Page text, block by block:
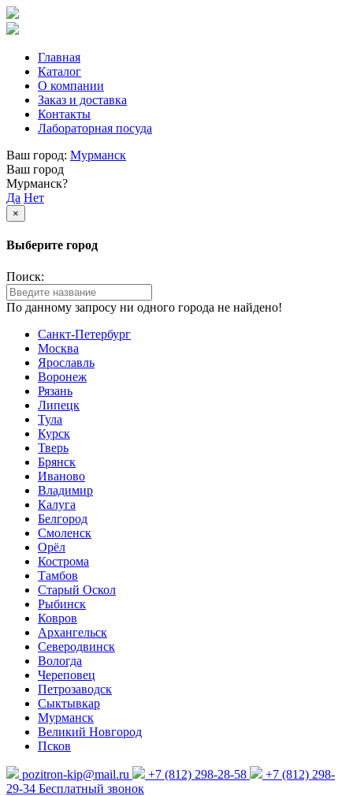
Главная
Каталог
О компании
Заказ и доставка
Контакты
Лабораторная посуда
Ваш город: Мурманск
Ваш город
Мурманск?
Да Нет
×
Выберите город
Поиск:
По данному запросу ни одного города не найдено!
Санкт-Петербург
Москва
Ярославль
Воронеж
Рязань
Липецк
Тула
Курск
Тверь
Брянск
Иваново
Владимир
Калуга
Белгород
Смоленск
Орёл
Кострома
Тамбов
Старый Оскол
Рыбинск
Ковров
Архангельск
Северодвинск
Вологда
Череповец
Петрозаводск
Сыктывкар
Мурманск
Великий Новгород
Псков
pozitron-kip@mail.ru +7 (812) 298-28-58
+7 (812) 298-
29-34 Бесплатный звонок